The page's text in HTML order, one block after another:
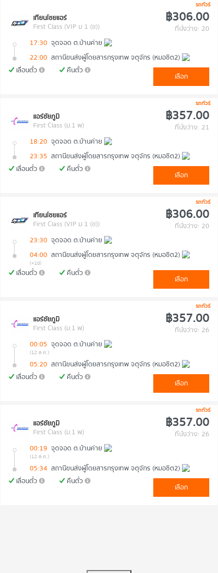
รถทัวร์
เทียนไชยแอร์
First Class (VIP ม 1 (ข))
฿306.00
ที่นั่งว่าง: 20
17:30 จุดจอด ต.บ้านค่าย
22:00 สถานีขนส่งผู้โดยสารกรุงเทพ จตุจักร (หมอชิต2)
เลื่อนตั๋ว
คืนตั๋ว
เลือก
รถทัวร์
แอร์ชัยภูมิ
First Class (ม.1 พ)
฿357.00
ที่นั่งว่าง: 21
18:20 จุดจอด ต.บ้านค่าย
23:35 สถานีขนส่งผู้โดยสารกรุงเทพ จตุจักร (หมอชิต2)
เลื่อนตั๋ว
คืนตั๋ว
เลือก
รถทัวร์
เทียนไชยแอร์
First Class (VIP ม 1 (ข))
฿306.00
ที่นั่งว่าง: 20
23:30 จุดจอด ต.บ้านค่าย
04:00 สถานีขนส่งผู้โดยสารกรุงเทพ จตุจักร (หมอชิต2)
(+1d)
เลื่อนตั๋ว คืนตั๋ว
เลือก
รถทัวร์
แอร์ชัยภูมิ
First Class (ม.1 พ)
฿357.00
ที่นั่งว่าง: 26
00:05 จุดจอด ต.บ้านค่าย
(12 ส.ค.)
05:20 สถานีขนส่งผู้โดยสารกรุงเทพ จตุจักร (หมอชิต2)
เลื่อนตั๋ว
คืนตั๋ว
เลือก
รถทัวร์
แอร์ชัยภูมิ
First Class (ม.1 พ)
฿357.00
ที่นั่งว่าง: 26
00:19 จุดจอด ต.บ้านค่าย
(12 ส.ค.)
05:34 สถานีขนส่งผู้โดยสารกรุงเทพ จตุจักร (หมอชิต2)
เลื่อนตั๋ว
คืนตั๋ว
เลือก